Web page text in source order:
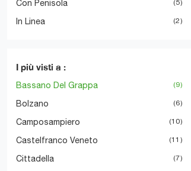
Con Penisola 5
In Linea 2
I più visti a :
Bassano Del Grappa 9
Bolzano 6
Camposampiero 10
Castelfranco Veneto 11
Cittadella 7